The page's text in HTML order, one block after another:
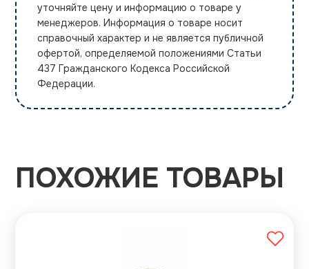
уточняйте цену и информацию о товаре у
менеджеров. Информация о товаре носит
справочный характер и не является публичной
офертой, определяемой положениями Статьи
437 Гражданского Кодекса Российской
Федерации.
ПОХОЖИЕ ТОВАРЫ